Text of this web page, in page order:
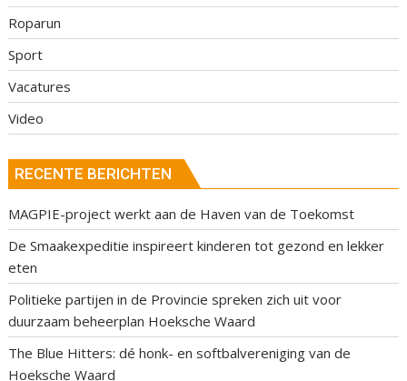
Roparun
Sport
Vacatures
Video
RECENTE BERICHTEN
MAGPIE-project werkt aan de Haven van de Toekomst
De Smaakexpeditie inspireert kinderen tot gezond en lekker
eten
Politieke partijen in de Provincie spreken zich uit voor
duurzaam beheerplan Hoeksche Waard
The Blue Hitters: dé honk- en softbalvereniging van de
Hoeksche Waard